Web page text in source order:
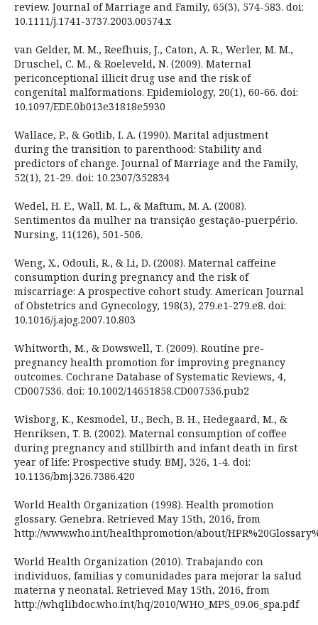
review. Journal of Marriage and Family, 65(3), 574-583. doi:
10.1111/j.1741-3737.2003.00574.x
van Gelder, M. M., Reefhuis, J., Caton, A. R., Werler, M. M.,
Druschel, C. M., & Roeleveld, N. (2009). Maternal
periconceptional illicit drug use and the risk of
congenital malformations. Epidemiology, 20(1), 60-66. doi:
10.1097/EDE.0b013e31818e5930
Wallace, P., & Gotlib, I. A. (1990). Marital adjustment
during the transition to parenthood: Stability and
predictors of change. Journal of Marriage and the Family,
52(1), 21-29. doi: 10.2307/352834
Wedel, H. E., Wall, M. L., & Maftum, M. A. (2008).
Sentimentos da mulher na transição gestação-puerpério.
Nursing, 11(126), 501-506.
Weng, X., Odouli, R., & Li, D. (2008). Maternal caffeine
consumption during pregnancy and the risk of
miscarriage: A prospective cohort study. American Journal
of Obstetrics and Gynecology, 198(3), 279.e1-279.e8. doi:
10.1016/j.ajog.2007.10.803
Whitworth, M., & Dowswell, T. (2009). Routine pre-
pregnancy health promotion for improving pregnancy
outcomes. Cochrane Database of Systematic Reviews, 4,
CD007536. doi: 10.1002/14651858.CD007536.pub2
Wisborg, K., Kesmodel, U., Bech, B. H., Hedegaard, M., &
Henriksen, T. B. (2002). Maternal consumption of coffee
during pregnancy and stillbirth and infant death in first
year of life: Prospective study. BMJ, 326, 1-4. doi:
10.1136/bmj.326.7386.420
World Health Organization (1998). Health promotion
glossary. Genebra. Retrieved May 15th, 2016, from
http://www.who.int/healthpromotion/about/
World Health Organization (2010). Trabajando con
individuos, familias y comunidades para mejorar la salud
materna y neonatal. Retrieved May 15th, 2016, from
http://whqlibdoc.who.int/hq/2010/WHO_MPS_09.06_spa.pdf